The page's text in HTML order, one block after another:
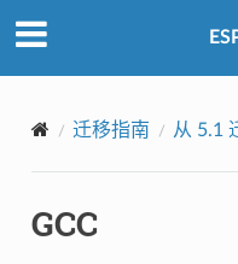
迁移指南 从 5.1
GCC